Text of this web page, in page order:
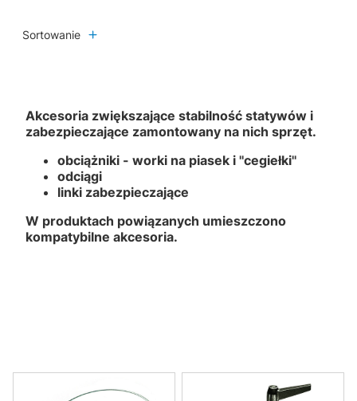
Sortowanie
Akcesoria zwiększające stabilność statywów i
zabezpieczające zamontowany na nich sprzęt.
obciążniki - worki na piasek i ''cegiełki''
odciągi
linki zabezpieczające
W produktach powiązanych umieszczono
kompatybilne akcesoria.
Lista produktów